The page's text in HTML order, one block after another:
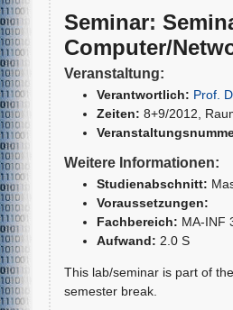
Seminar:
Computer/
Veranstaltung:
Verantwortlich: Prof.
Zeiten: 8+9/2012,
Weitere Informationen:
Studienabschnitt:
Voraussetzungen:
Fachbereich: MA-INF
Aufwand: 2.0 S
This lab/seminar is part of
semester break.